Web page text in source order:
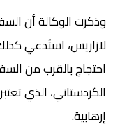
وذكرت الوكالة أن
لازاريس، استُدعي
احتجاج بالقرب من
الكردستاني، الذي
إرهابية.